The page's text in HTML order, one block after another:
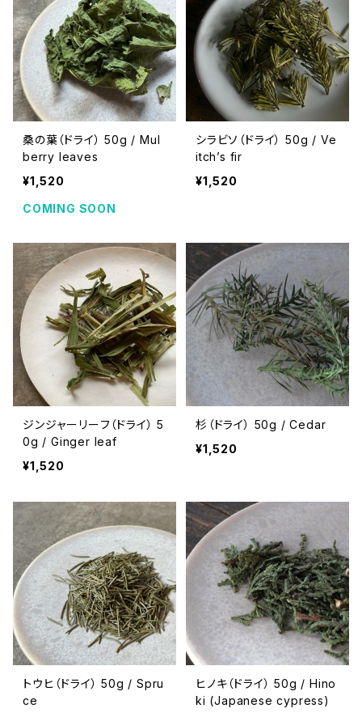
桑の葉（ドライ） 50g / Mul
berry leaves
¥1,520
COMING SOON
シラビソ（ドライ） 50g / Ve
itch’s fir
¥1,520
ジンジャーリーフ（ドライ） 5
0g / Ginger leaf
¥1,520
杉（ドライ） 50g / Cedar
¥1,520
トウヒ（ドライ） 50g / Spru
ce
ヒノキ（ドライ） 50g / Hino
ki (Japanese cypress)